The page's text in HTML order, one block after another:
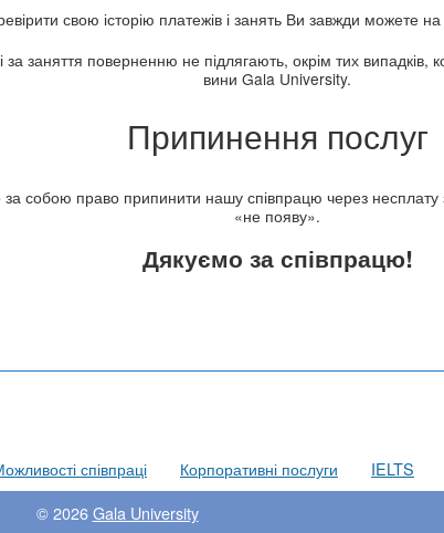
свою історію платежів і занять Ви завжди можете на
за заняття поверненню не підлягають, окрім тих випадків,
вини Gala University.
Припинення послуг
собою право припинити нашу співпрацю через несплату
«не появу».
Дякуємо за співпрацю!
співпраці Корпоративні послуги IELTS
© 2026Gala University